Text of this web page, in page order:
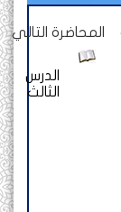
المحاضرة التالي
الدرس
الثالث